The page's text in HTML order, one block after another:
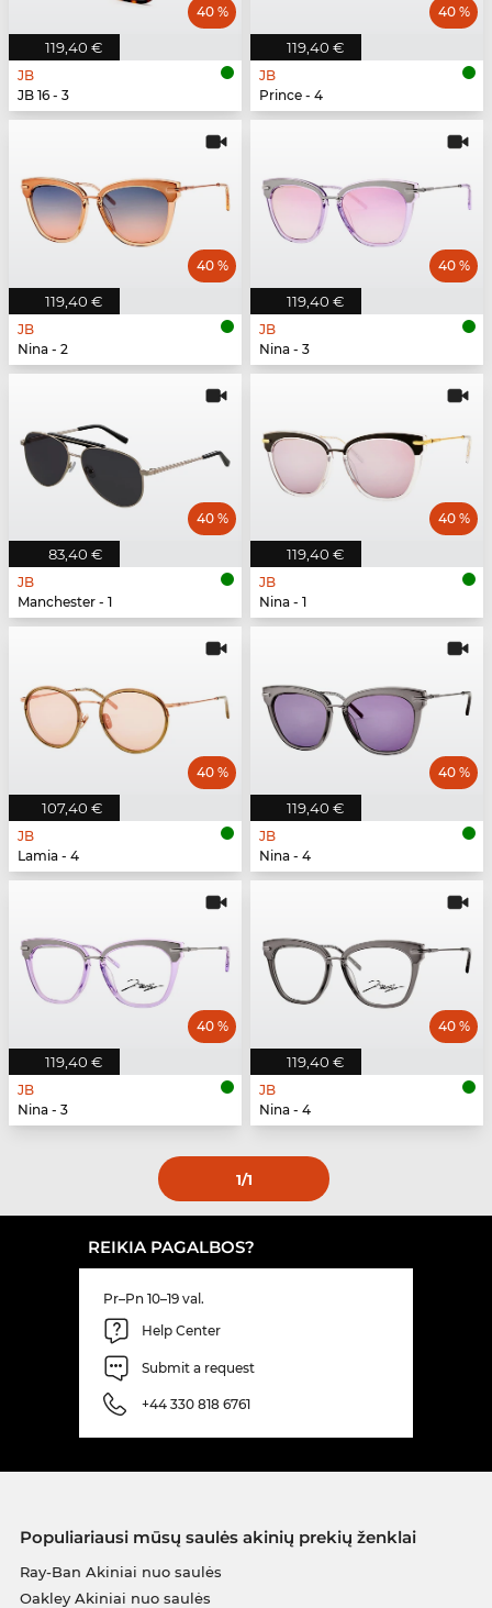
119,40 €
40 %
JB
JB 16 - 3
119,40 €
40 %
JB
Prince - 4
119,40 €
40 %
JB
Nina - 2
119,40 €
40 %
JB
Nina - 3
83,40 €
40 %
JB
Manchester - 1
119,40 €
40 %
JB
Nina - 1
107,40 €
40 %
JB
Lamia - 4
119,40 €
40 %
JB
Nina - 4
119,40 €
40 %
JB
Nina - 3
119,40 €
40 %
JB
Nina - 4
1/1
REIKIA PAGALBOS?
Pr–Pn 10–19 val.
Help Center
Submit a request
+44 330 818 6761
Populiariausi mūsų saulės akinių prekių ženklai
Ray-Ban Akiniai nuo saulės
Oakley Akiniai nuo saulės